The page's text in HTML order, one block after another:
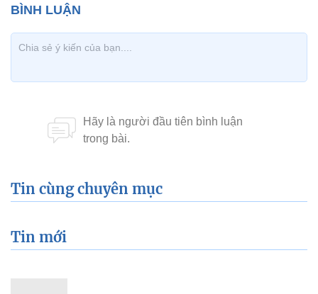
Tin cùng chuyên mục
Tin mới